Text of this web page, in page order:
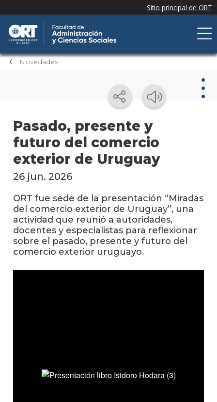
Novedades
Pasado, presente y
futuro del comercio
exterior de Uruguay
26 jun. 2026
ORT fue sede de la presentación “Miradas
del comercio exterior de Uruguay”, una
actividad que reunió a autoridades,
docentes y especialistas para reflexionar
sobre el pasado, presente y futuro del
comercio exterior uruguayo.